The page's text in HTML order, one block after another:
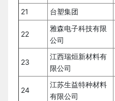
21
台塑集团
22
雅森电子科技有限
公司
23
江西瑞烜新材料有
限公司
24
江苏生益特种材料
有限公司